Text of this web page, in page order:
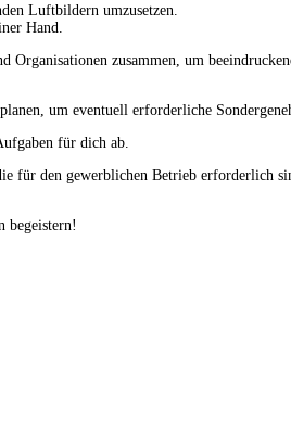
Luftbildern umzusetzen.
Hand.
zusammen, um
um eventuell erforderliche
für dich ab.
den gewerblichen Betrieb erforderlich
begeistern!